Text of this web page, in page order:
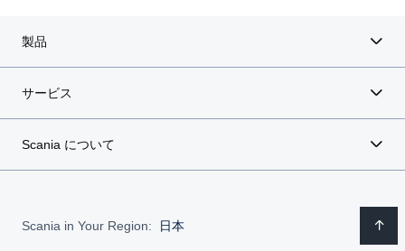
製品
サービス
Scania について
Scania in Your Region: 日本